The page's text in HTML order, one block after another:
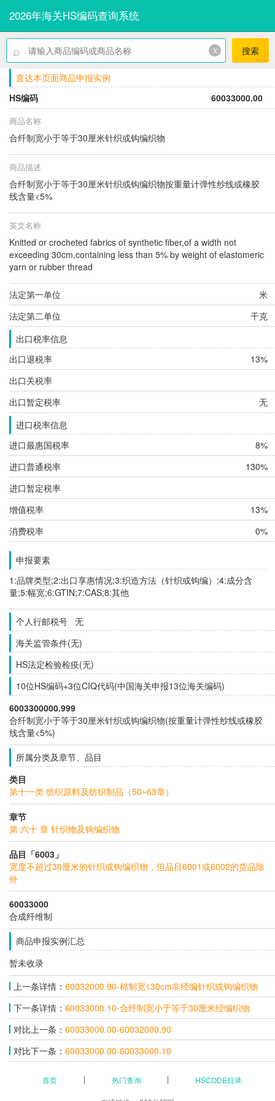
2026年海关HS编码查询系统
⌕ x 搜索
直达本页面商品申报实例
HS编码
60033000.00
商品名称
合纤制宽小于等于30厘米针织或钩编织物
商品描述
合纤制宽小于等于30厘米针织或钩编织物按重量计弹性纱线或橡胶
线含量<5%
英文名称
Knitted or crocheted fabrics of synthetic fiber,of a width not
exceeding 30cm,containing less than 5% by weight of elastomeric
yarn or rubber thread
法定第一单位
米
法定第二单位
千克
出口税率信息
出口退税率
13%
出口关税率
出口暂定税率
无
进口税率信息
进口最惠国税率
8%
进口普通税率
130%
进口暂定税率
增值税率
13%
消费税率
0%
申报要素
1:品牌类型;2:出口享惠情况;3:织造方法（针织或钩编）;4:成分含
量;5:幅宽;6:GTIN;7:CAS;8:其他
个人行邮税号 无
海关监管条件(无)
HS法定检验检疫(无)
10位HS编码+3位CIQ代码(中国海关申报13位海关编码)
6003300000.999
合纤制宽小于等于30厘米针织或钩编织物(按重量计弹性纱线或橡胶
线含量<5%)
所属分类及章节、品目
类目
第十一类 纺织原料及纺织制品（50~63章）
章节
第 六十 章 针织物及钩编织物
品目「6003」
宽度不超过30厘米的针织或钩编织物，但品目6001或6002的货品除
外
60033000
合成纤维制
商品申报实例汇总
暂未收录
上一条详情： 60032000.90-棉制宽≤30cm非经编针织或钩编织物
下一条详情： 60033000.10-合纤制宽小于等于30厘米经编织物
对比上一条： 60033000.00-60032000.90
对比下一条： 60033000.00-60033000.10
首页 热门查询 HSCODE目录